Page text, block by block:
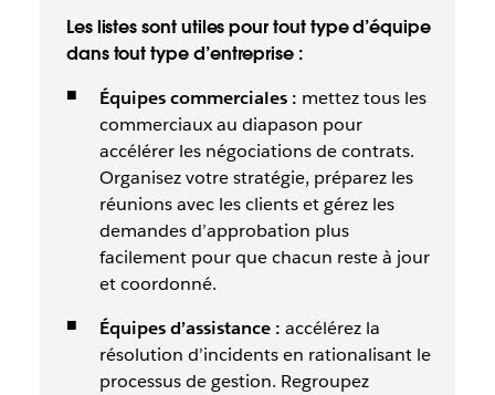
Les listes sont utiles pour tout type d’équipe
dans tout type d’entreprise :
Équipes commerciales : mettez tous les
commerciaux au diapason pour
accélérer les négociations de contrats.
Organisez votre stratégie, préparez les
réunions avec les clients et gérez les
demandes d’approbation plus
facilement pour que chacun reste à jour
et coordonné.
Équipes d’assistance : accélérez la
résolution d’incidents en rationalisant le
processus de gestion. Regroupez